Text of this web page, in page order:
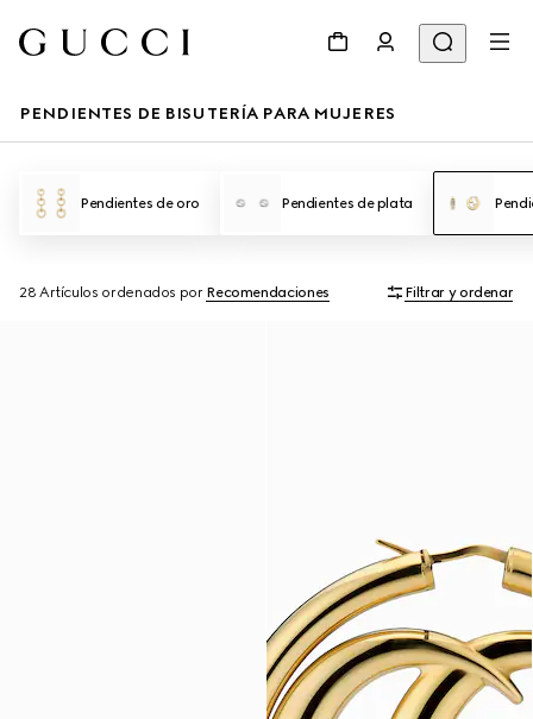
PENDIENTES DE BISUTERÍA PARA MUJERES
Pendientes de oro Pendientes de plata
28 Artículos ordenados por Recomendaciones Filtrar y ordenar